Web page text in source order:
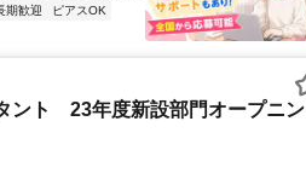
期歓迎
ピアスOK
ント 23年度新設部門オープニン